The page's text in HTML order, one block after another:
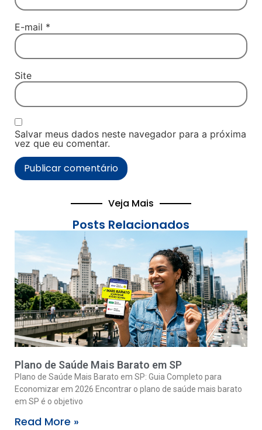
E-mail *
Site
Salvar meus dados neste navegador para a próxima
vez que eu comentar.
Veja Mais
Posts Relacionados
Plano de Saúde Mais Barato em SP
Plano de Saúde Mais Barato em SP: Guia Completo para
Economizar em 2026 Encontrar o plano de saúde mais barato
em SP é o objetivo
Read More »